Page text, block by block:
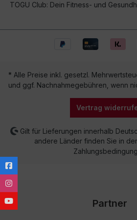
TOGU Club: Dein Fitness- und
* Alle Preise inkl. gesetzl.
und ggf. Nachnahmegebühren, wenn
Vertrag
Gilt für Lieferungen innerhalb
andere Länder finden Sie in
Partner